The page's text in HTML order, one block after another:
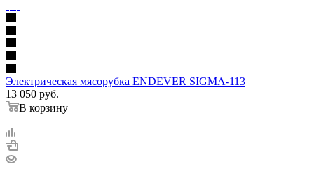
Электрическая мясорубка ENDEVER SIGMA-113
13 050 руб.
В корзину